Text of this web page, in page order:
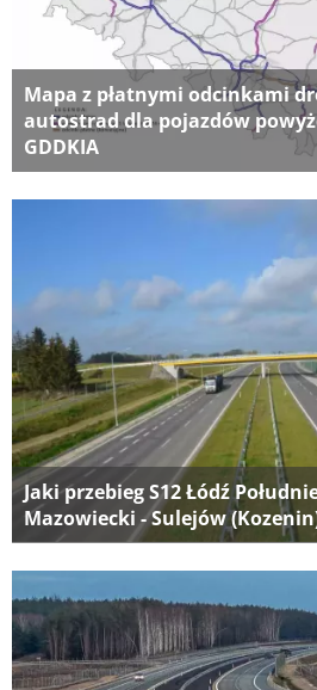
Mapa z płatnymi odcinkami
autostrad dla pojazdów
GDDKIA
Jaki przebieg S12 Łódź
Mazowiecki - Sulejów